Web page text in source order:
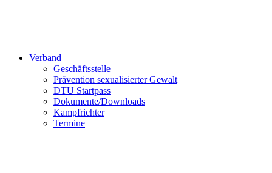
Verband
Geschäftsstelle
Prävention sexualisierter Gewalt
DTU Startpass
Dokumente/Downloads
Kampfrichter
Termine